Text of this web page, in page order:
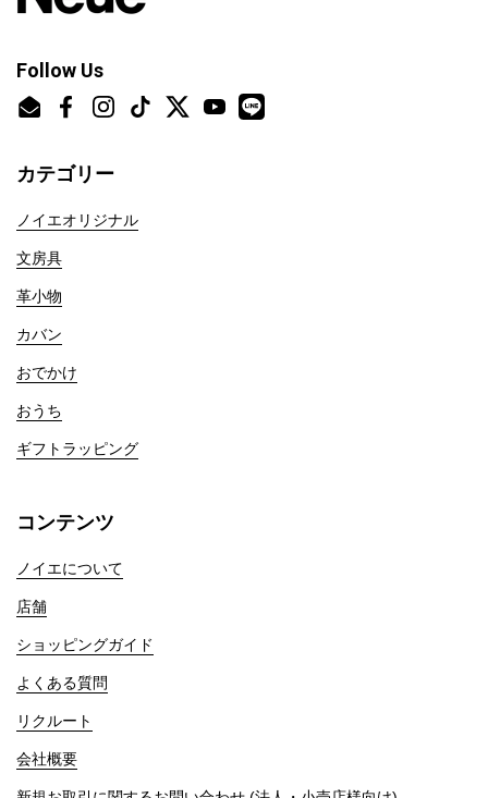
Follow Us
Email FacebookInstagramTikTokTwitterYouTube
カテゴリー
ノイエオリジナル
文房具
革小物
カバン
おでかけ
おうち
ギフトラッピング
コンテンツ
ノイエについて
店舗
ショッピングガイド
よくある質問
リクルート
会社概要